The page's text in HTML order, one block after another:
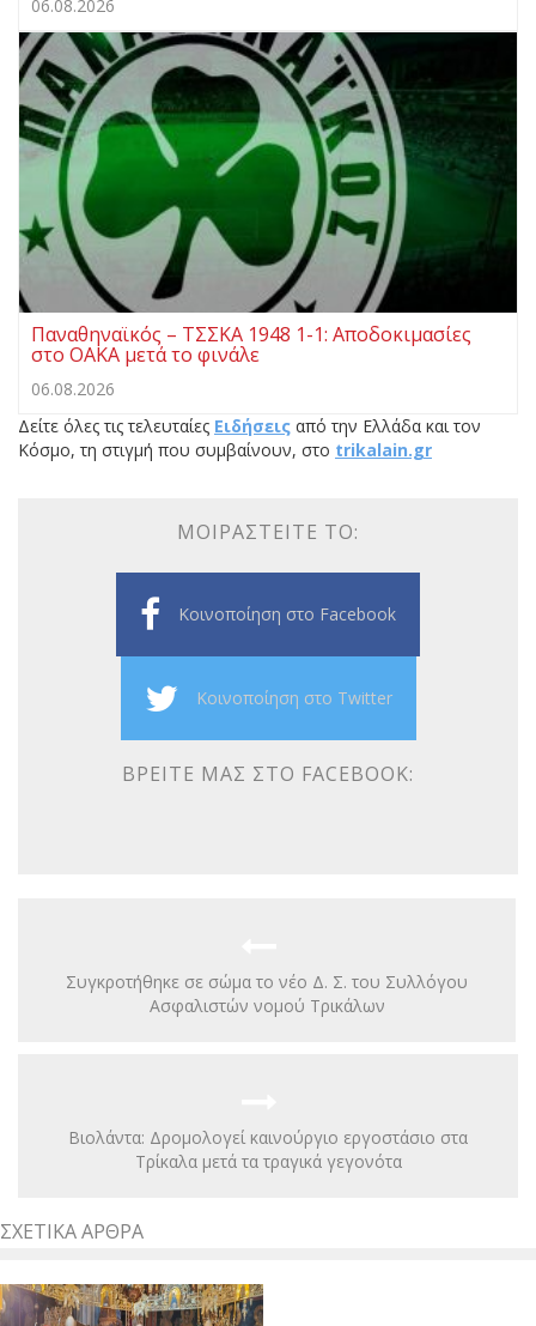
06.08.2026
Παναθηναϊκός – ΤΣΣΚΑ 1948 1-1: Αποδοκιμασίες
στο ΟΑΚΑ μετά το φινάλε
06.08.2026
Δείτε όλες τις τελευταίες Ειδήσεις από την Ελλάδα και τον
Κόσμο, τη στιγμή που συμβαίνουν, στο trikalain.gr
ΜΟΙΡΑΣΤΕΊΤΕ ΤΟ:
Κοινοποίηση στο Facebook
Κοινοποίηση στο Twitter
ΒΡΕΊΤΕ ΜΑΣ ΣΤΟ FACEBOOK:
Συγκροτήθηκε σε σώμα το νέο Δ. Σ. του Συλλόγου
Ασφαλιστών νομού Τρικάλων
Βιολάντα: Δρομολογεί καινούργιο εργοστάσιο στα
Τρίκαλα μετά τα τραγικά γεγονότα
ΣΧΕΤΙΚΆ ΆΡΘΡΑ